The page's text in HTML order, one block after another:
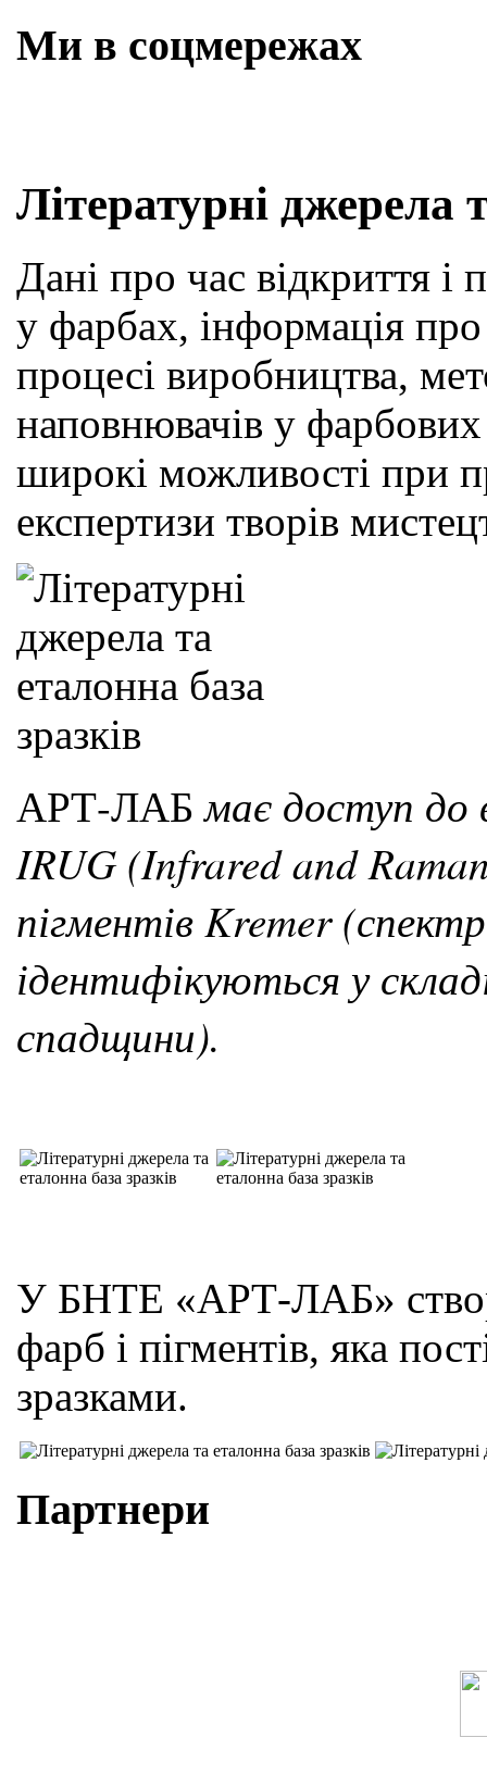
Ми в соцмережах
Skip
to
content
Літературні джерела
Дані про час відкриття і
у фарбах, інформація
процесі виробництва,
наповнювачів у
широкі можливості при
експертизи творів
АРТ-ЛАБ має доступ до
IRUG (Infrared and
пігментів Kremer
ідентифікуються у
спадщини).
У БНТЕ «АРТ-ЛАБ»
фарб і пігментів, яка
зразками.
Партнери